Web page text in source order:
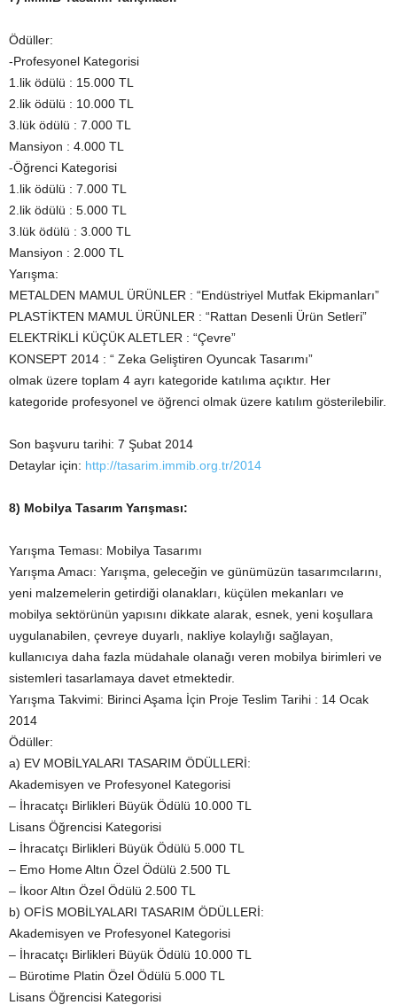
Ödüller:
-Profesyonel Kategorisi
1.lik ödülü : 15.000 TL
2.lik ödülü : 10.000 TL
3.lük ödülü : 7.000 TL
Mansiyon : 4.000 TL
-Öğrenci Kategorisi
1.lik ödülü : 7.000 TL
2.lik ödülü : 5.000 TL
3.lük ödülü : 3.000 TL
Mansiyon : 2.000 TL
Yarışma:
METALDEN MAMUL ÜRÜNLER : “Endüstriyel Mutfak Ekipmanları”
PLASTİKTEN MAMUL ÜRÜNLER : “Rattan Desenli Ürün Setleri”
ELEKTRİKLİ KÜÇÜK ALETLER : “Çevre”
KONSEPT 2014 : “ Zeka Geliştiren Oyuncak Tasarımı”
olmak üzere toplam 4 ayrı kategoride katılıma açıktır. Her
kategoride profesyonel ve öğrenci olmak üzere katılım gösterilebilir.
Son başvuru tarihi: 7 Şubat 2014
Detaylar için: http://tasarim.immib.org.tr/2014
8) Mobilya Tasarım Yarışması:
Yarışma Teması: Mobilya Tasarımı
Yarışma Amacı: Yarışma, geleceğin ve günümüzün tasarımcılarını,
yeni malzemelerin getirdiği olanakları, küçülen mekanları ve
mobilya sektörünün yapısını dikkate alarak, esnek, yeni koşullara
uygulanabilen, çevreye duyarlı, nakliye kolaylığı sağlayan,
kullanıcıya daha fazla müdahale olanağı veren mobilya birimleri ve
sistemleri tasarlamaya davet etmektedir.
Yarışma Takvimi: Birinci Aşama İçin Proje Teslim Tarihi : 14 Ocak
2014
Ödüller:
a) EV MOBİLYALARI TASARIM ÖDÜLLERİ:
Akademisyen ve Profesyonel Kategorisi
– İhracatçı Birlikleri Büyük Ödülü 10.000 TL
Lisans Öğrencisi Kategorisi
– İhracatçı Birlikleri Büyük Ödülü 5.000 TL
– Emo Home Altın Özel Ödülü 2.500 TL
– İkoor Altın Özel Ödülü 2.500 TL
b) OFİS MOBİLYALARI TASARIM ÖDÜLLERİ:
Akademisyen ve Profesyonel Kategorisi
– İhracatçı Birlikleri Büyük Ödülü 10.000 TL
– Bürotime Platin Özel Ödülü 5.000 TL
Lisans Öğrencisi Kategorisi